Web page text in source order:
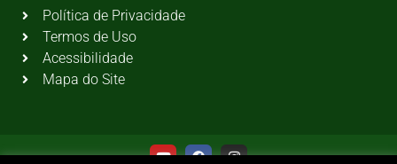
Política de Privacidade
Termos de Uso
Acessibilidade
Mapa do Site